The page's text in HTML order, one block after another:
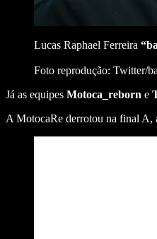
Lucas Raphael Ferreira
Foto reprodução: Twitter/
Já as equipes Motoca_reborn e
A MotocaRe derrotou na final A,